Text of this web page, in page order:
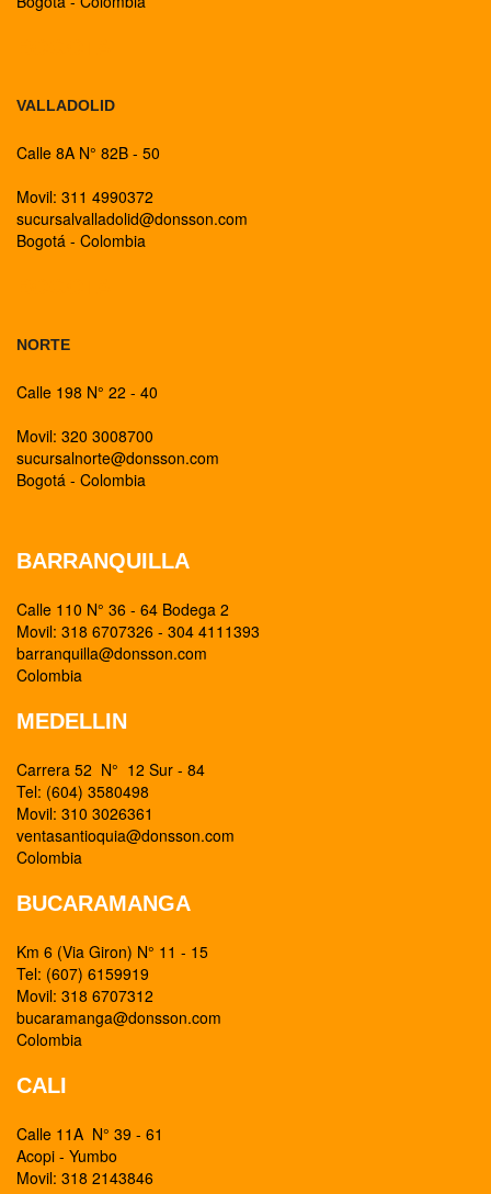
VALLADOLID
Calle 8A N° 82B - 50
Movil: 311 4990372
sucursalvalladolid@donsson.com
Bogotá - Colombia
NORTE
Calle 198 N° 22 - 40
Movil: 320 3008700
sucursalnorte@donsson.com
Bogotá - Colombia
BARRANQUILLA
Calle 110 N° 36 - 64 Bodega 2
Movil: 318 6707326 - 304 4111393
barranquilla@donsson.com
Colombia
MEDELLIN
Carrera 52 N° 12 Sur - 84
Tel: (604) 3580498
Movil: 310 3026361
ventasantioquia@donsson.com
Colombia
BUCARAMANGA
Km 6 (Via Giron) N° 11 - 15
Tel: (607) 6159919
Movil: 318 6707312
bucaramanga@donsson.com
Colombia
CALI
Calle 11A N° 39 - 61
Acopi - Yumbo
Movil: 318 2143846